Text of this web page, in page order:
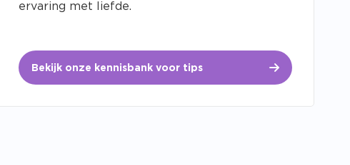
ervaring met liefde.
Bekijk onze kennisbank voor tips